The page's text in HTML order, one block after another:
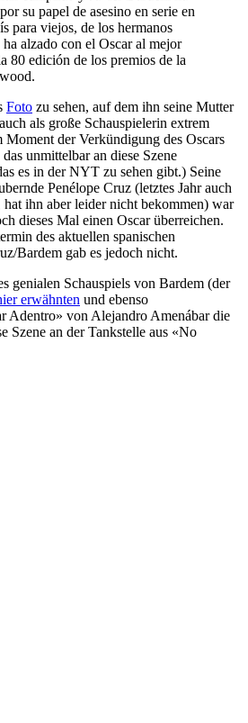
su papel de asesino en serie en
para viejos, de los hermanos
alzado con el Oscar al mejor
80 edición de los premios de la
Foto zu sehen, auf dem ihn seine Mutter
als große Schauspielerin extrem
der Verkündigung des Oscars
unmittelbar an diese Szene
es in der NYT zu sehen gibt.) Seine
Penélope Cruz (letztes Jahr auch
ihn aber leider nicht bekommen) war
dieses Mal einen Oscar überreichen.
des aktuellen spanischen
Bardem gab es jedoch nicht.
genialen Schauspiels von Bardem (der
erwähnten und ebenso
Adentro» von Alejandro Amenábar die
Szene an der Tankstelle aus «No